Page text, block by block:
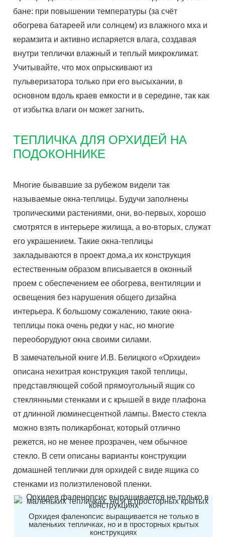
бане: при повышении температуры (за счёт
обогрева батареей или солнцем) из влажного мха и
керамзита и активно испаряется влага, создавая
внутри теплички влажный и теплый микроклимат.
Учитывайте, что мох опрыскивают из
пульверизатора только при его высыхании, в
основном вдоль краев емкости и в середине, так как
от избытка влаги он может загнить.
ТЕПЛИЧКА ДЛЯ ОРХИДЕЙ НА
ПОДОКОННИКЕ
Многие бывавшие за рубежом видели так
называемые окна-теплицы. Будучи заполнены
тропическими растениями, они, во-первых, хорошо
смотрятся в интерьере жилища, а во-вторых, служат
его украшением. Такие окна-теплицы
закладываются в проект дома,а их конструкция
естественным образом вписывается в оконный
проем с обеспечением ее обогрева, вентиляции и
освещения без нарушения общего дизайна
интерьера. К большому сожалению, такие окна-
теплицы пока очень редки у нас, но многие
переоборудуют окна своими силами.
В замечательной книге И.В. Белицкого «Орхидеи»
описана нехитрая конструкция такой теплицы,
представляющей собой прямоугольный ящик со
стеклянными стенками и с крышей в виде плафона
от длинной люминесцентной лампы. Вместо стекла
можно взять поликарбонат, который отлично
режется, но не менее прозрачен, чем обычное
стекло. В сети описаны варианты конструкции
домашней теплички для орхидей с виде ящика со
стенками из полиэтиленовой пленки.
Орхидея фаленопсис выращивается не только в
маленьких тепличках, но и в просторных крытых
конструкциях